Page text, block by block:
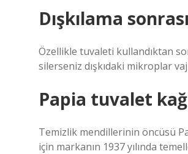
Dışkılama
Özellikle tuvaleti kullandıktan
silerseniz dışkıdaki mikroplar
Papia tuvalet
Temizlik mendillerinin öncüsü
için markanın 1937 yılında